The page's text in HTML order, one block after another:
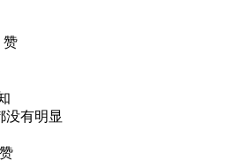
赞
没有明显
赞